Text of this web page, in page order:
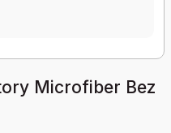
Microfiber Bez